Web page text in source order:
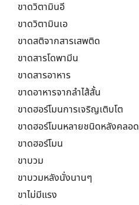
ขาดวิตามินอี
ขาดวิตามินเอ
ขาดสติจากสารเสพติด
ขาดสารโดพามีน
ขาดสารอาหาร
ขาดอาหารจากลำไส้สั้น
ขาดฮอร์โมนการเจริญเติบโต
ขาดฮอร์โมนหลายชนิดหลังคลอด
ขาดฮอร์โมน
ขาบวม
ขาบวมหลังนั่งนานๆ
ขาไม่มีแรง